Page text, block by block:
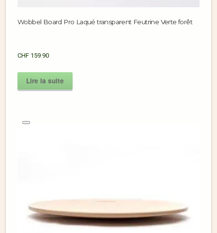
Wobbel Board Pro Laqué transparent Feutrine Verte forêt
CHF 159.90
Lire la suite